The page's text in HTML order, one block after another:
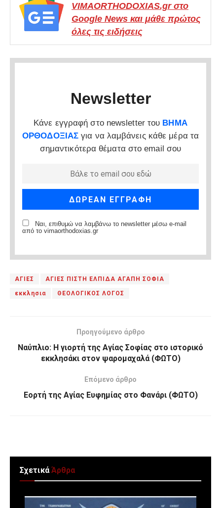
VIMAORTHODOXIAS.gr στο
Google News και μάθε πρώτος
όλες τις ειδήσεις
Newsletter
Κάνε εγγραφή στο newsletter του ΒΗΜΑ
ΟΡΘΟΔΟΞΙΑΣ για να λαμβάνεις κάθε μέρα τα
σημαντικότερα θέματα στο email σου
Ναι, επιθυμώ να λαμβάνω το newsletter μέσω e-mail
από το vimaorthodoxias.gr
ΑΓΙΕΣ ΑΓΙΕΣ ΠΙΣΤΗ ΕΛΠΙΔΑ ΑΓΑΠΗ ΣΟΦΙΑ
εκκλησια ΘΕΟΛΟΓΙΚΟΣ ΛΟΓΟΣ
Προηγούμενο άρθρο
Ναύπλιο: Η γιορτή της Αγίας Σοφίας στο ιστορικό
εκκλησάκι στον ψαρομαχαλά (ΦΩΤΟ)
Επόμενο άρθρο
Εορτή της Αγίας Ευφημίας στο Φανάρι (ΦΩΤΟ)
ΣχετικάΆρθρα